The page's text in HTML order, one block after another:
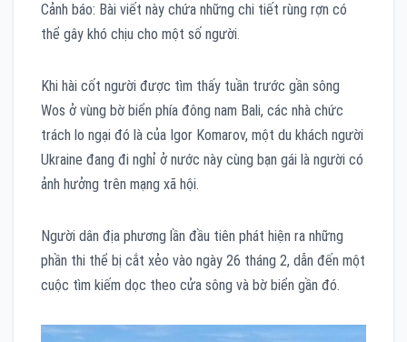
Cảnh báo: Bài viết này chứa những chi tiết rùng rợn có
thể gây khó chịu cho một số người.
Khi hài cốt người được tìm thấy tuần trước gần sông
Wos ở vùng bờ biển phía đông nam Bali, các nhà chức
trách lo ngại đó là của Igor Komarov, một du khách người
Ukraine đang đi nghỉ ở nước này cùng bạn gái là người có
ảnh hưởng trên mạng xã hội.
Người dân địa phương lần đầu tiên phát hiện ra những
phần thi thể bị cắt xẻo vào ngày 26 tháng 2, dẫn đến một
cuộc tìm kiếm dọc theo cửa sông và bờ biển gần đó.